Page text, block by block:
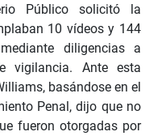
Público solicitó la
10 vídeos y 144
diligencias a
vigilancia. Ante esta
basándose en el
Penal, dijo que no
fueron otorgadas por